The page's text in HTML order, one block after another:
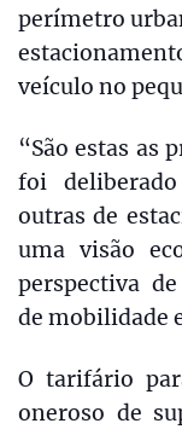
perímetro
veículo no
“São estas as
foi
outras de
uma visão
perspectiva
de mobilidade
O tarifário
oneroso de